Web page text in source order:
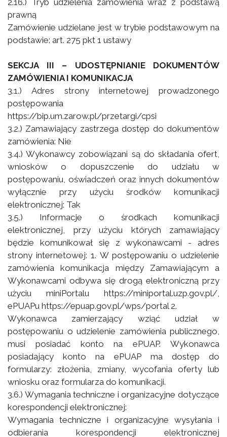
2.16.) Tryb udzielenia zamówienia wraz z podstawą
prawną
Zamówienie udzielane jest w trybie podstawowym na
podstawie: art. 275 pkt 1 ustawy
SEKCJA III – UDOSTĘPNIANIE DOKUMENTÓW
ZAMÓWIENIA I KOMUNIKACJA
3.1.) Adres strony internetowej prowadzonego
postępowania
https://bip.um.zarow.pl/przetargi/cpsi
3.2.) Zamawiający zastrzega dostęp do dokumentów
zamówienia: Nie
3.4.) Wykonawcy zobowiązani są do składania ofert,
wniosków o dopuszczenie do udziału w
postępowaniu, oświadczeń oraz innych dokumentów
wyłącznie przy użyciu środków komunikacji
elektronicznej: Tak
3.5.) Informacje o środkach komunikacji
elektronicznej, przy użyciu których zamawiający
będzie komunikował się z wykonawcami - adres
strony internetowej: 1. W postępowaniu o udzielenie
zamówienia komunikacja między Zamawiającym a
Wykonawcami odbywa się drogą elektroniczną przy
użyciu miniPortalu https://miniportal.uzp.gov.pl/,
ePUAPu https://epuap.gov.pl/wps/portal 2.
Wykonawca zamierzający wziąć udział w
postępowaniu o udzielenie zamówienia publicznego,
musi posiadać konto na ePUAP. Wykonawca
posiadający konto na ePUAP ma dostęp do
formularzy: złożenia, zmiany, wycofania oferty lub
wniosku oraz formularza do komunikacji.
3.6.) Wymagania techniczne i organizacyjne dotyczące
korespondencji elektronicznej:
Wymagania techniczne i organizacyjne wysyłania i
odbierania korespondencji elektronicznej